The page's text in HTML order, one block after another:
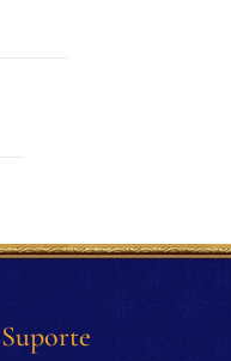
Suporte